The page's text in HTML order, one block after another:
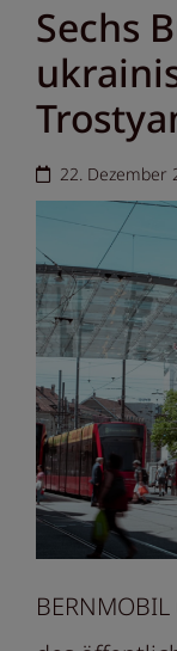
Sechs
22. Dezember